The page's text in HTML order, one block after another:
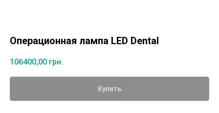
Операционная лампа LED Dental
106400,00 грн.
Купить